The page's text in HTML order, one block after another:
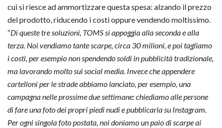
cui si riesce ad ammortizzare questa spesa: alzando il prezzo
del prodotto, riducendo i costi oppure vendendo moltissimo.
“Di queste tre soluzioni, TOMS si appoggia alla seconda e alla
terza. Noi vendiamo tante scarpe, circa 30 milioni, e poi tagliamo
i costi, per esempio non spendendo soldi in pubblicità tradizionale,
ma lavorando molto sui social media. Invece che appendere
cartelloni per le strade abbiamo lanciato, per esempio, una
campagna nelle prossime due settimane: chiediamo alle persone
di fare una foto dei propri piedi nudi e pubblicarla su Instagram.
Per ogni singola foto postata, noi doniamo un paio di scarpe ai